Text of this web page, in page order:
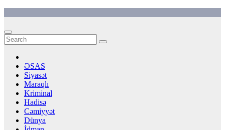
content
ƏSAS
Siyasət
Maraqlı
Kriminal
Hadisə
Cəmiyyət
Dünya